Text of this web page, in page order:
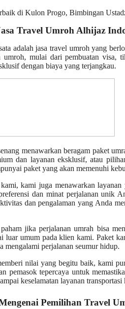
Travel Umroh Alhijaz
adalah jasa travel umroh yang
umroh, mulai dari pembuatan
dengan biaya yang terjangkau.
menawarkan beragam paket
dan layanan eksklusif, atau
paket yang akan memenuhi
kami juga menawarkan
dan minat perjalanan unik
dan pengalaman yang Anda
jika perjalanan umrah bisa
luar umum pada klien kami. Paket
mengalami perjalanan seumur hidup.
nilai yang begitu baik, kami
pemasok tepercaya untuk
keselamatan layanan transportasi
Pemilihan Travel